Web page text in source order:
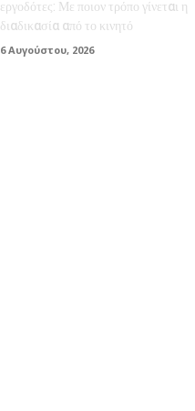
εργοδότες: Με ποιον τρόπο γίνεται η
διαδικασία από το κινητό
6 Αυγούστου, 2026